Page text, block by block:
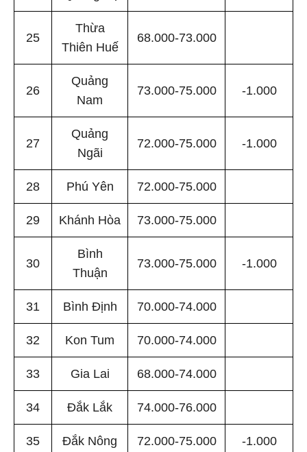
25
Thừa
Thiên Huế
68.000-73.000
26
Quảng
Nam
73.000-75.000 -1.000
27
Quảng
Ngãi
72.000-75.000 -1.000
28 Phú Yên 72.000-75.000
29 Khánh Hòa 73.000-75.000
30
Bình
Thuận
73.000-75.000 -1.000
31 Bình Định 70.000-74.000
32 Kon Tum 70.000-74.000
33 Gia Lai 68.000-74.000
34 Đắk Lắk 74.000-76.000
35 Đắk Nông 72.000-75.000 -1.000